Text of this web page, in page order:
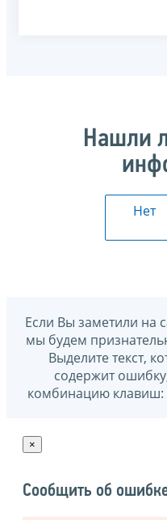
Нашли
Нет
Если Вы заметили на
мы будем
Выделите текст,
содержит
комбинацию клавиш:
×
Сообщить об